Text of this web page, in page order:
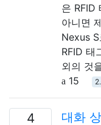
은 RFID
아니면
Nexus
RFID 태
외의 것
15
4
대화